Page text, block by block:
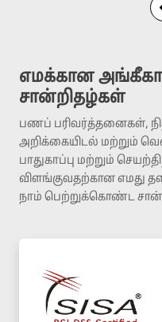
எமக்கான
சான்றிதழ்கள்
பணப் பரிவர்த்தனைகள்,
அறிக்கையிடல் மற்றும்
பாதுகாப்பு மற்றும்
விளங்குவதற்கான எமது
நாம் பெற்றுக்கொண்ட